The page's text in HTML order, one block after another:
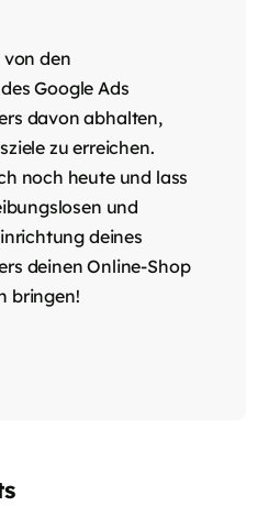
den
Google Ads
davon abhalten,
zu erreichen.
noch heute und lass
und
deines
deinen Online-Shop
bringen!